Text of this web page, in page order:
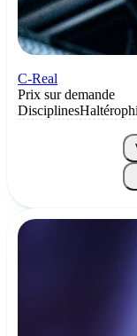
C-Real
Prix sur demande
Disciplines